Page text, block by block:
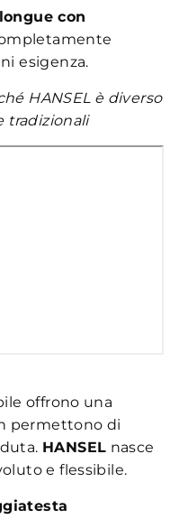
con
esigenza.
HANSEL è diverso
tradizionali
offrono una
permettono di
HANSEL nasce
e flessibile.